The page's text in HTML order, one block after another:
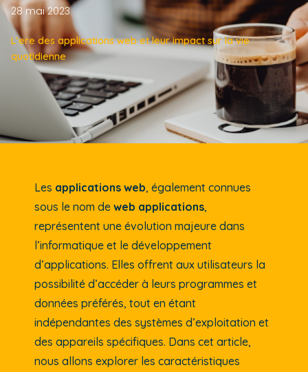
28 mai 2023
L’ere des applications web et leur impact sur la vie
quotidienne
Les applications web, également connues
sous le nom de web applications,
représentent une évolution majeure dans
l’informatique et le développement
d’applications. Elles offrent aux utilisateurs la
possibilité d’accéder à leurs programmes et
données préférés, tout en étant
indépendantes des systèmes d’exploitation et
des appareils spécifiques. Dans cet article,
nous allons explorer les caractéristiques